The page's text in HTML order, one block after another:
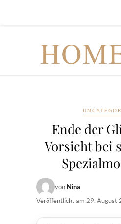
Ende der
Vorsicht bei
von Nina
Veröffentlicht am 29. August